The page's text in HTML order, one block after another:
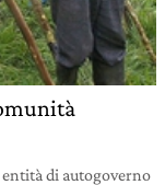
entità di autogoverno